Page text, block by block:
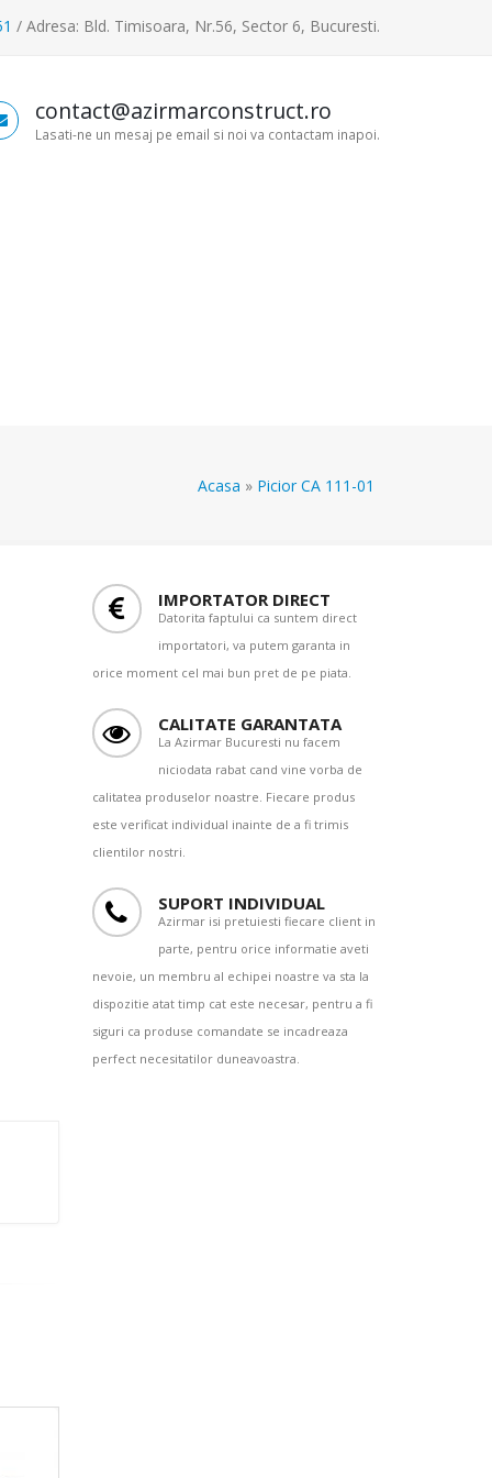
/ Adresa: Bld. Timisoara, Nr.56, Sector 6, Bucuresti.
contact@azirmarconstruct.ro
Lasati-ne un mesaj pe email si noi va contactam inapoi.
Acasa » Picior CA 111-01
IMPORTATOR DIRECT
Datorita faptului ca suntem direct
importatori, va putem garanta in
orice moment cel mai bun pret de pe piata.
CALITATE GARANTATA
La Azirmar Bucuresti nu facem
niciodata rabat cand vine vorba de
calitatea produselor noastre. Fiecare produs
este verificat individual inainte de a fi trimis
clientilor nostri.
SUPORT INDIVIDUAL
Azirmar isi pretuiesti fiecare client in
parte, pentru orice informatie aveti
nevoie, un membru al echipei noastre va sta la
dispozitie atat timp cat este necesar, pentru a fi
siguri ca produse comandate se incadreaza
perfect necesitatilor duneavoastra.